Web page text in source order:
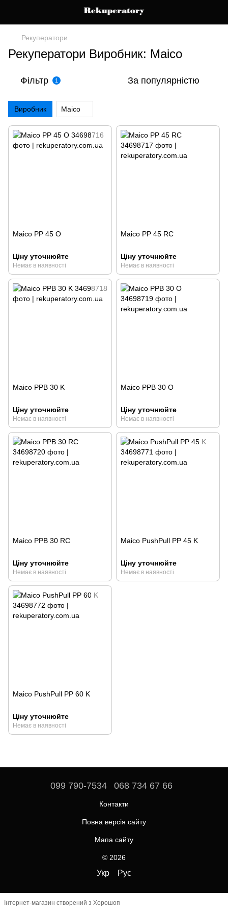
Рекуператори
Рекуператори Виробник: Maico
Фільтр 1 За популярністю
Виробник Maico
Maico PP 45 O
Ціну уточнюйте
Немає в наявності
Maico PP 45 RC
Ціну уточнюйте
Немає в наявності
Maico PPB 30 K
Ціну уточнюйте
Немає в наявності
Maico PPB 30 O
Ціну уточнюйте
Немає в наявності
Maico PPB 30 RC
Ціну уточнюйте
Немає в наявності
Maico PushPull PP 45 K
Ціну уточнюйте
Немає в наявності
Maico PushPull PP 60 K
Ціну уточнюйте
Немає в наявності
099 790-7534 068 734 67 66
Контакти
Повна версія сайту
Мапа сайту
© 2026
Укр Рус
Інтернет-магазин створений з Хорошоп